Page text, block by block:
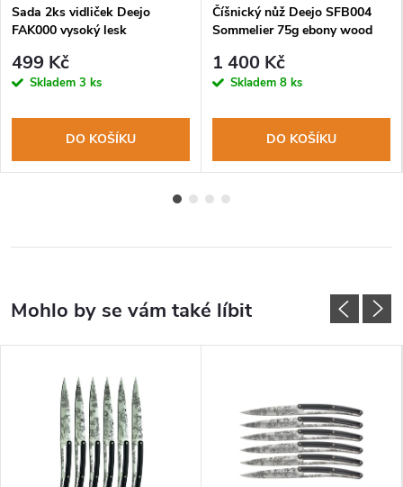
Sada 2ks vidliček Deejo
FAK000 vysoký lesk
499 Kč
Skladem 3 ks
DO KOŠÍKU
Číšnický nůž Deejo SFB004
Sommelier 75g ebony wood
1 400 Kč
Skladem 8 ks
DO KOŠÍKU